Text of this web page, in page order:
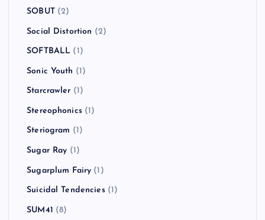
SOBUT(2)
Social Distortion (2)
SOFTBALL (1)
Sonic Youth (1)
Starcrawler (1)
Stereophonics(1)
Steriogram (1)
Sugar Ray (1)
Sugarplum Fairy (1)
Suicidal Tendencies(1)
SUM41 (8)